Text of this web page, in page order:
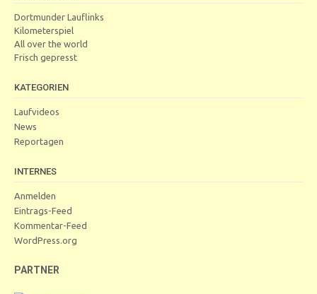
Dortmunder Lauflinks
Kilometerspiel
All over the world
Frisch gepresst
KATEGORIEN
Laufvideos
News
Reportagen
INTERNES
Anmelden
Eintrags-Feed
Kommentar-Feed
WordPress.org
PARTNER